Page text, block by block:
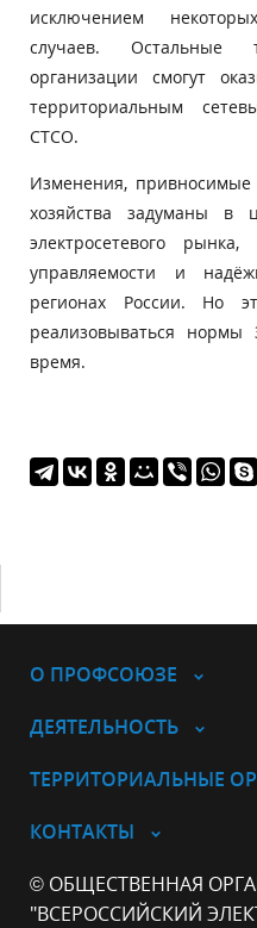
исключением
случаев. Остальные
организации смогут
территориальным
СТСО.
Изменения, привносимые
хозяйства задуманы в
электросетевого
управляемости и
регионах России. Но
реализовываться
время.
О ПРОФСОЮЗЕ
ДЕЯТЕЛЬНОСТЬ
ТЕРРИТОРИАЛЬНЫЕ
КОНТАКТЫ
© ОБЩЕСТВЕННАЯ
"ВСЕРОССИЙСКИЙ